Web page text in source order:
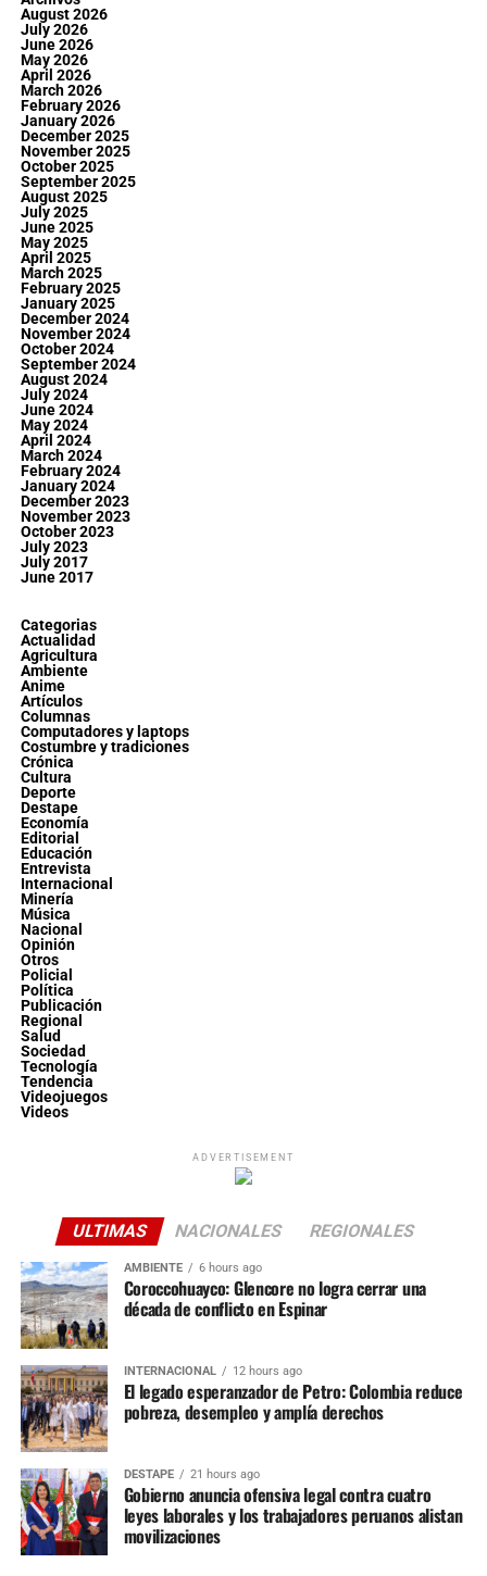
August 2026
July 2026
June 2026
May 2026
April 2026
March 2026
February 2026
January 2026
December 2025
November 2025
October 2025
September 2025
August 2025
July 2025
June 2025
May 2025
April 2025
March 2025
February 2025
January 2025
December 2024
November 2024
October 2024
September 2024
August 2024
July 2024
June 2024
May 2024
April 2024
March 2024
February 2024
January 2024
December 2023
November 2023
October 2023
July 2023
July 2017
June 2017
Categorias
Actualidad
Agricultura
Ambiente
Anime
Artículos
Columnas
Computadores y laptops
Costumbre y tradiciones
Crónica
Cultura
Deporte
Destape
Economía
Editorial
Educación
Entrevista
Internacional
Minería
Música
Nacional
Opinión
Otros
Policial
Política
Publicación
Regional
Salud
Sociedad
Tecnología
Tendencia
Videojuegos
Videos
ADVERTISEMENT
ULTIMAS NACIONALES REGIONALES
AMBIENTE 6 hours ago
Coroccohuayco: Glencore no logra cerrar una
década de conflicto en Espinar
INTERNACIONAL 12 hours ago
El legado esperanzador de Petro: Colombia reduce
pobreza, desempleo y amplía derechos
DESTAPE 21 hours ago
Gobierno anuncia ofensiva legal contra cuatro
leyes laborales y los trabajadores peruanos alistan
movilizaciones